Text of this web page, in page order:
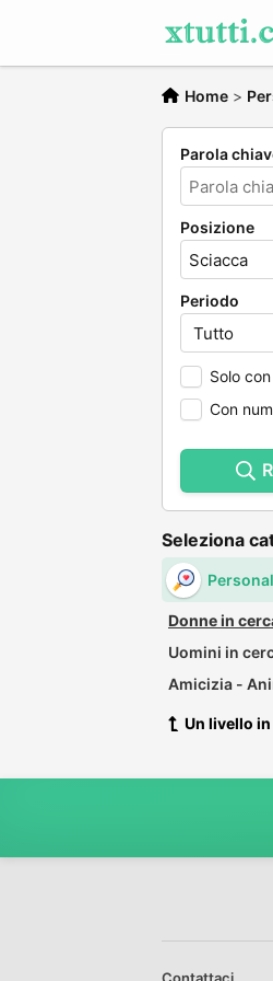
Home >
Parola
Posizione
Periodo
Solo
Con
Seleziona
Donne in
Uomini in
Amicizia -
Un livello